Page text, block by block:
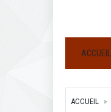
ACCUEIL
ACCUEIL